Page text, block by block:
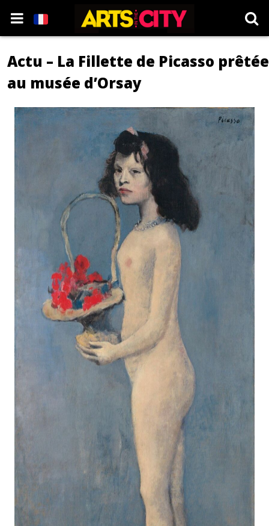
Actu – La Fillette de Picasso prêtée
au musée d’Orsay